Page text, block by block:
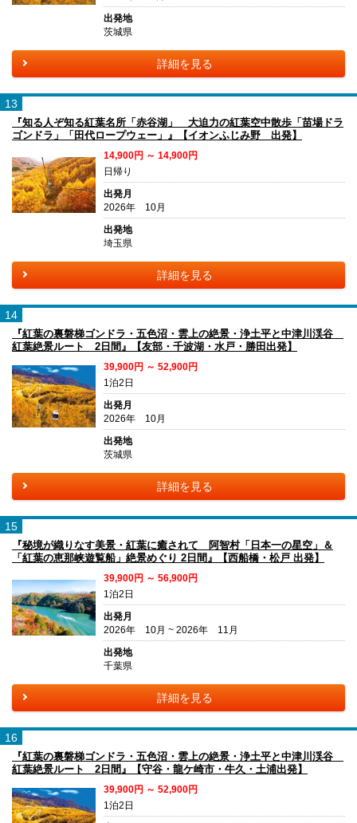
出発地
茨城県
詳細を見る
13
『知る人ぞ知る紅葉名所「赤谷湖」 大迫力の紅葉空中散歩「苗場ドラ
ゴンドラ」「田代ロープウェー」』【イオンふじみ野 出発】
14,900円 ～ 14,900円
日帰り
出発月
2026年 10月
出発地
埼玉県
詳細を見る
14
『紅葉の裏磐梯ゴンドラ・五色沼・雲上の絶景・浄土平と中津川渓谷
紅葉絶景ルート 2日間』【友部・千波湖・水戸・勝田出発】
39,900円 ～ 52,900円
1泊2日
出発月
2026年 10月
出発地
茨城県
詳細を見る
15
『秘境が織りなす美景・紅葉に癒されて 阿智村「日本一の星空」＆
「紅葉の恵那峡遊覧船」絶景めぐり 2日間』【西船橋・松戸 出発】
39,900円 ～ 56,900円
1泊2日
出発月
2026年 10月 ~ 2026年 11月
出発地
千葉県
詳細を見る
16
『紅葉の裏磐梯ゴンドラ・五色沼・雲上の絶景・浄土平と中津川渓谷
紅葉絶景ルート 2日間』【守谷・龍ケ崎市・牛久・土浦出発】
39,900円 ～ 52,900円
1泊2日